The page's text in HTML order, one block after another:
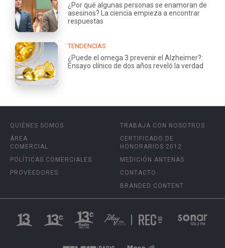
¿Por qué algunas personas se enamoran de
asesinos? La ciencia empieza a encontrar
respuestas
TENDENCIAS
¿Puede el omega 3 prevenir el Alzheimer?:
Ensayo clínico de dos años reveló la verdad
QUIÉNES SOMOS
ÁREA
COMERCIAL
POLÍTICAS COMERCIALES
PROVEEDORES
TRABAJA CON NOSOTROS
CERTIFICADO DE
HONORARIOS 2012
MEDICIÓN ANTENAS
CONTACTO
BRANDED CONTENT